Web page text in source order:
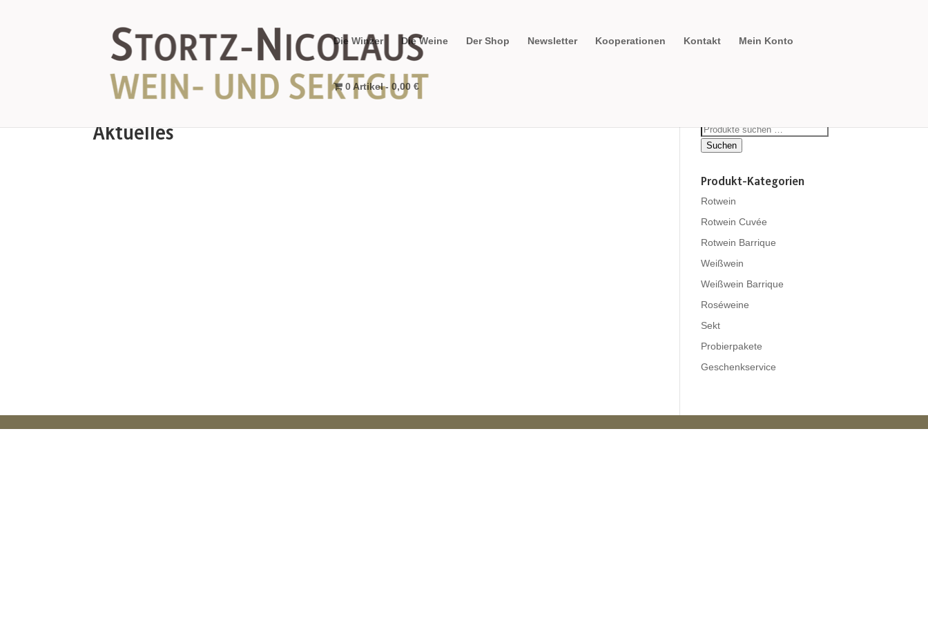
Die Winzer Die Weine Der Shop Newsletter Kooperationen Kontakt Mein Konto
0 Artikel 0,00 €
Aktuelles
Suchen
nach:
Suchen
Produkt-Kategorien
Rotwein
Rotwein Cuvée
Rotwein Barrique
Weißwein
Weißwein Barrique
Roséweine
Sekt
Probierpakete
Geschenkservice